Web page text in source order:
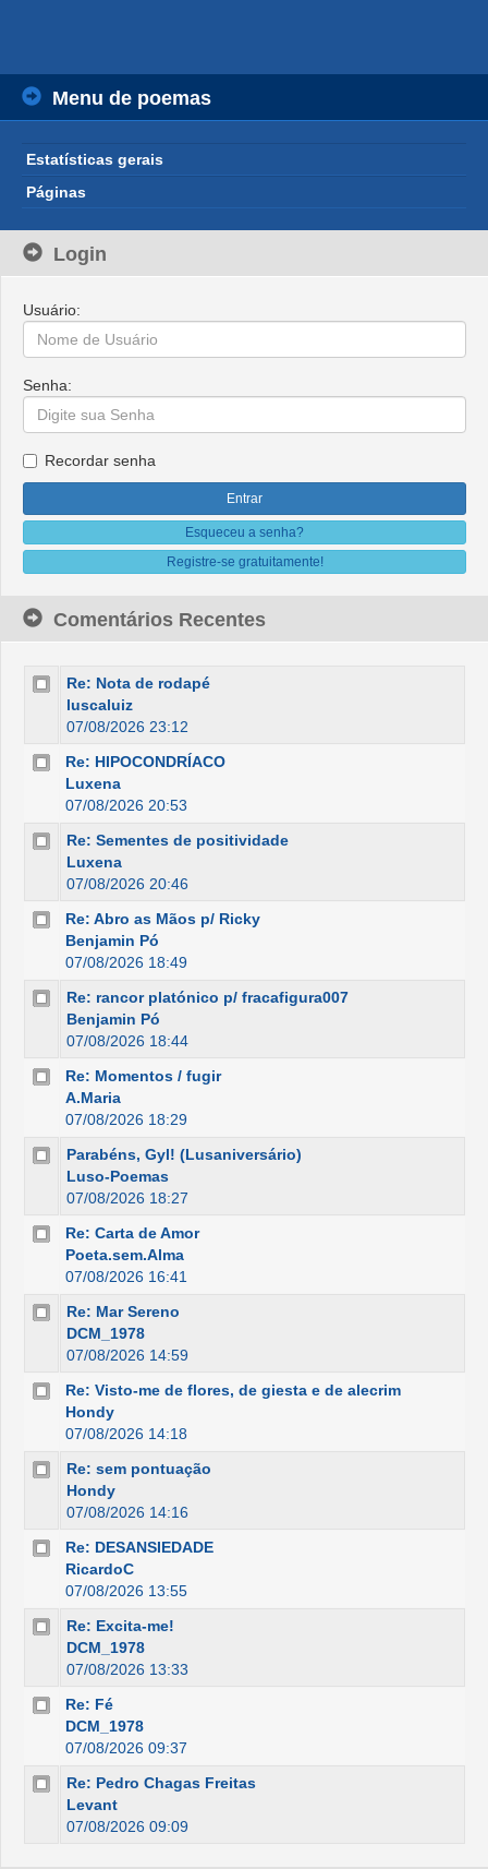
Menu de poemas
Estatísticas gerais
Páginas
Login
Usuário:
Senha:
Recordar senha
Esqueceu a senha?
Registre-se gratuitamente!
Comentários Recentes
Re: Nota de rodapé
luscaluiz
07/08/2026 23:12
Re: HIPOCONDRÍACO
Luxena
07/08/2026 20:53
Re: Sementes de positividade
Luxena
07/08/2026 20:46
Re: Abro as Mãos p/ Ricky
Benjamin Pó
07/08/2026 18:49
Re: rancor platónico p/ fracafigura007
Benjamin Pó
07/08/2026 18:44
Re: Momentos / fugir
A.Maria
07/08/2026 18:29
Parabéns, Gyl! (Lusaniversário)
Luso-Poemas
07/08/2026 18:27
Re: Carta de Amor
Poeta.sem.Alma
07/08/2026 16:41
Re: Mar Sereno
DCM_1978
07/08/2026 14:59
Re: Visto-me de flores, de giesta e de alecrim
Hondy
07/08/2026 14:18
Re: sem pontuação
Hondy
07/08/2026 14:16
Re: DESANSIEDADE
RicardoC
07/08/2026 13:55
Re: Excita-me!
DCM_1978
07/08/2026 13:33
Re: Fé
DCM_1978
07/08/2026 09:37
Re: Pedro Chagas Freitas
Levant
07/08/2026 09:09